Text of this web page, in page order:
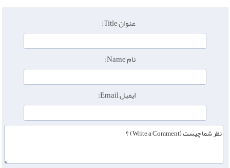
عنوان Title:
نام Name:
ایمیل Email: